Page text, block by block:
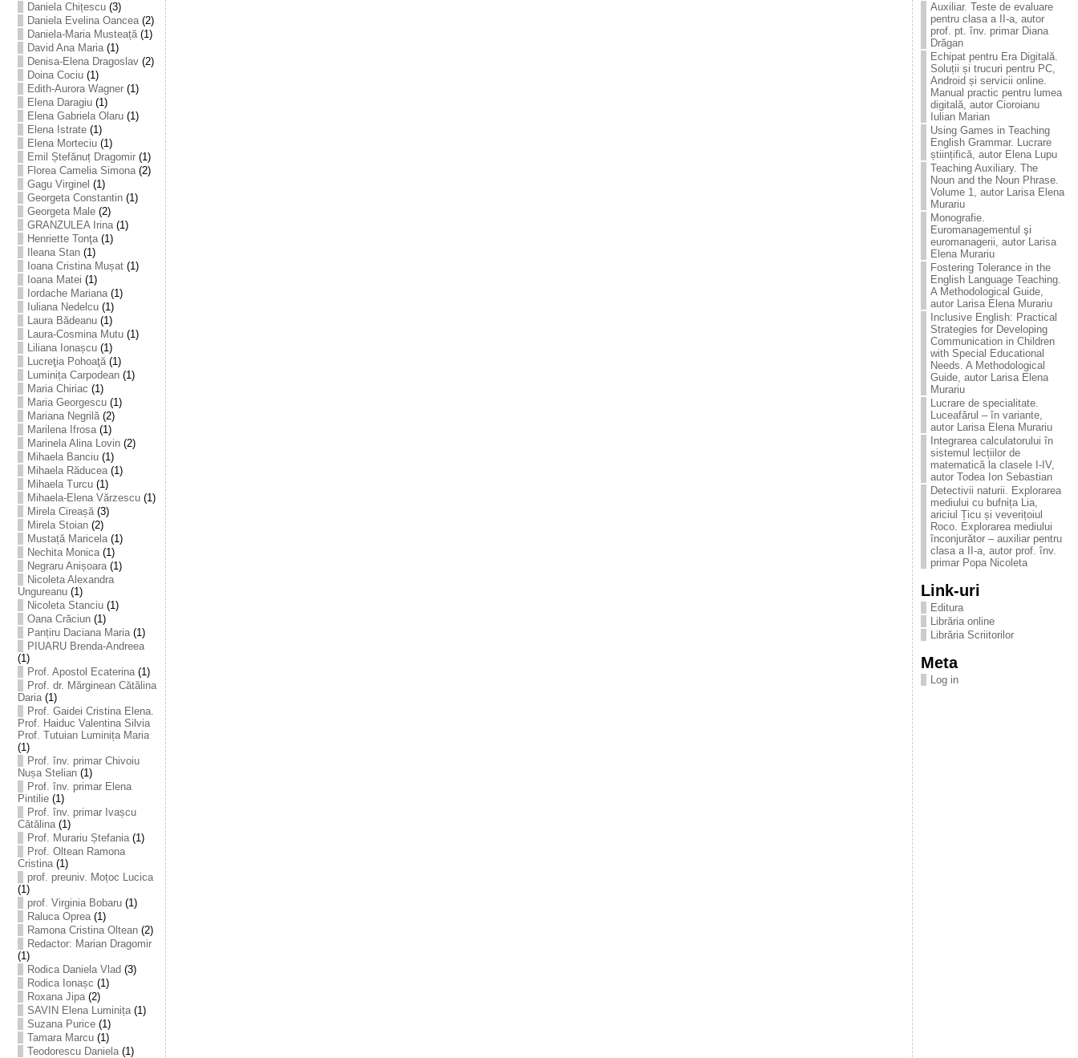
Daniela Chițescu(3)
Daniela Evelina Oancea(2)
Daniela-Maria Musteață(1)
David Ana Maria(1)
Denisa-Elena Dragoslav(2)
Doina Cociu(1)
Edith-Aurora Wagner(1)
Elena Daragiu(1)
Elena Gabriela Olaru(1)
Elena Istrate(1)
Elena Morteciu(1)
Emil Ștefănuț Dragomir(1)
Florea Camelia Simona(2)
Gagu Virginel (1)
Georgeta Constantin(1)
Georgeta Male(2)
GRANZULEA Irina(1)
Henriette Tonţa(1)
Ileana Stan(1)
Ioana Cristina Mușat(1)
Ioana Matei (1)
Iordache Mariana(1)
Iuliana Nedelcu(1)
Laura Bădeanu(1)
Laura-Cosmina Mutu(1)
Liliana Ionașcu(1)
Lucreţia Pohoaţă(1)
Luminița Carpodean(1)
Maria Chiriac (1)
Maria Georgescu(1)
Mariana Negrilă(2)
Marilena Ifrosa(1)
Marinela Alina Lovin(2)
Mihaela Banciu(1)
Mihaela Răducea(1)
Mihaela Turcu(1)
Mihaela-Elena Vărzescu(1)
Mirela Cireașă(3)
Mirela Stoian(2)
Mustață Maricela(1)
Nechita Monica(1)
Negraru Anișoara(1)
Nicoleta Alexandra
Ungureanu(1)
Nicoleta Stanciu(1)
Oana Crăciun(1)
Panțiru Daciana Maria(1)
PIUARU Brenda-Andreea
(1)
Prof. Apostol Ecaterina(1)
Prof. dr. Mărginean Cătălina
Daria(1)
Prof. Gaidei Cristina Elena.
Prof. Haiduc Valentina Silvia
Prof. Tutuian Luminița Maria
(1)
Prof. înv. primar Chivoiu
Nușa Stelian(1)
Prof. înv. primar Elena
Pintilie(1)
Prof. înv. primar Ivașcu
Cătălina(1)
Prof. Murariu Ștefania(1)
Prof. Oltean Ramona
Cristina(1)
prof. preuniv. Moțoc Lucica
(1)
prof. Virginia Bobaru(1)
Raluca Oprea(1)
Ramona Cristina Oltean(2)
Redactor: Marian Dragomir
(1)
Rodica Daniela Vlad (3)
Rodica Ionașc (1)
Roxana Jipa(2)
SAVIN Elena Luminița(1)
Suzana Purice(1)
Tamara Marcu(1)
Teodorescu Daniela(1)
Auxiliar. Teste de evaluare
pentru clasa a II-a, autor
prof. pt. înv. primar Diana
Drăgan
Echipat pentru Era Digitală.
Soluții și trucuri pentru PC,
Android și servicii online.
Manual practic pentru lumea
digitală, autor Cioroianu
Iulian Marian
Using Games in Teaching
English Grammar. Lucrare
științifică, autor Elena Lupu
Teaching Auxiliary. The
Noun and the Noun Phrase.
Volume 1, autor Larisa Elena
Murariu
Monografie.
Euromanagementul şi
euromanagerii, autor Larisa
Elena Murariu
Fostering Tolerance in the
English Language Teaching.
A Methodological Guide,
autor Larisa Elena Murariu
Inclusive English: Practical
Strategies for Developing
Communication in Children
with Special Educational
Needs. A Methodological
Guide, autor Larisa Elena
Murariu
Lucrare de specialitate.
Luceafărul – în variante,
autor Larisa Elena Murariu
Integrarea calculatorului în
sistemul lecțiilor de
matematică la clasele I-IV,
autor Todea Ion Sebastian
Detectivii naturii. Explorarea
mediului cu bufnița Lia,
ariciul Țicu și veverițoiul
Roco. Explorarea mediului
înconjurător – auxiliar pentru
clasa a II-a, autor prof. înv.
primar Popa Nicoleta
Link-uri
Editura
Librăria online
Librăria Scriitorilor
Meta
Log in